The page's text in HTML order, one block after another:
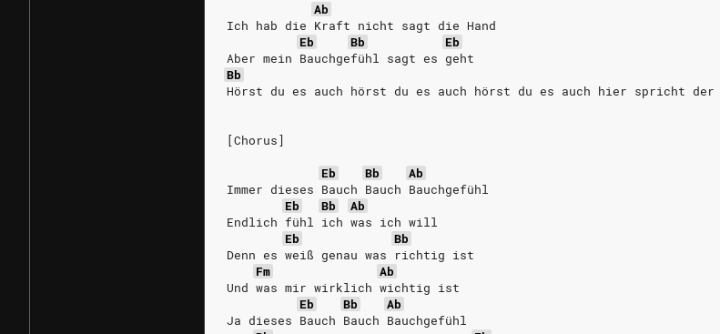
Ab
Ich hab die Kraft nicht sagt die Hand
Eb
Bb
Eb
Aber mein Bauchgefühl sagt es geht
Bb
Hörst du es auch hörst du es auch hörst du es auch hier spricht der
[Chorus]
Eb
Bb
Ab
Immer dieses Bauch Bauch Bauchgefühl
Eb
Bb
Ab
Endlich fühl ich was ich will
Eb
Bb
Denn es weiß genau was richtig ist
Fm
Ab
Und was mir wirklich wichtig ist
Eb
Bb
Ab
Ja dieses Bauch Bauch Bauchgefühl